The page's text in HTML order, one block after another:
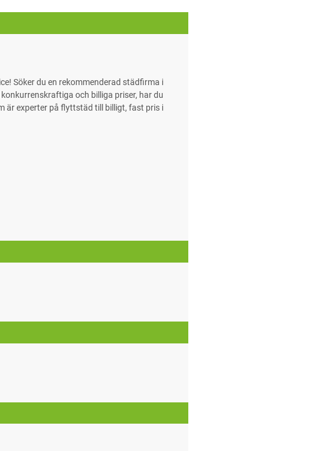
Söker du en rekommenderad städfirma i
och billiga priser, har du
är experter på flyttstäd till billigt, fast pris i